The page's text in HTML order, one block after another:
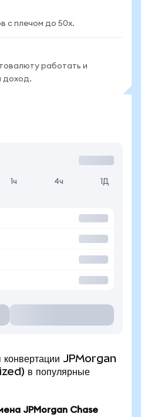
с плечом до 50x.
работать и
доход.
1ч 4ч 1Д
конвертации JPMorgan
в популярные
JPMorgan Chase